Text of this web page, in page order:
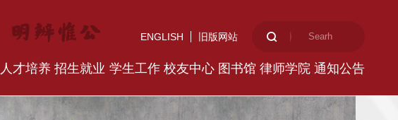
ENGLISH 旧版网站
人才培养 招生就业 学生工作 校友中心 图书馆 律师学院 通知公告